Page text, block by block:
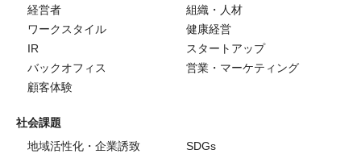
経営者
組織・人材
ワークスタイル
健康経営
IR
スタートアップ
バックオフィス
営業・マーケティング
顧客体験
社会課題
地域活性化・企業誘致
SDGs